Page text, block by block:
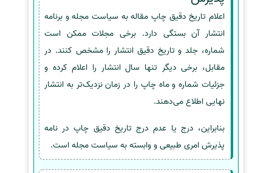
اعلام تاریخ دقیق چاپ مقاله به سیاست مجله و برنامه
انتشار آن بستگی دارد. برخی مجلات ممکن است
شماره، جلد و تاریخ دقیق انتشار را مشخص کنند. در
مقابل، برخی دیگر تنها سال انتشار را اعلام کرده و
جزئیات شماره و ماه چاپ را در زمان نزدیک‌تر به انتشار
نهایی اطلاع می‌دهند.
بنابراین، درج یا عدم درج تاریخ دقیق چاپ در نامه
پذیرش امری طبیعی و وابسته به سیاست مجله است.